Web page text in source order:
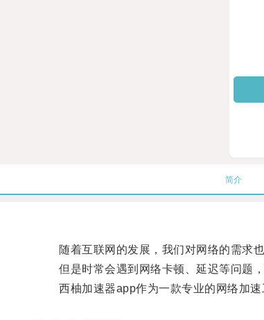
简介
随着互联网的发展，我们对网络的需求也
但是时常会遇到网络卡顿、延迟等问题，
西柚加速器app作为一款专业的网络加速